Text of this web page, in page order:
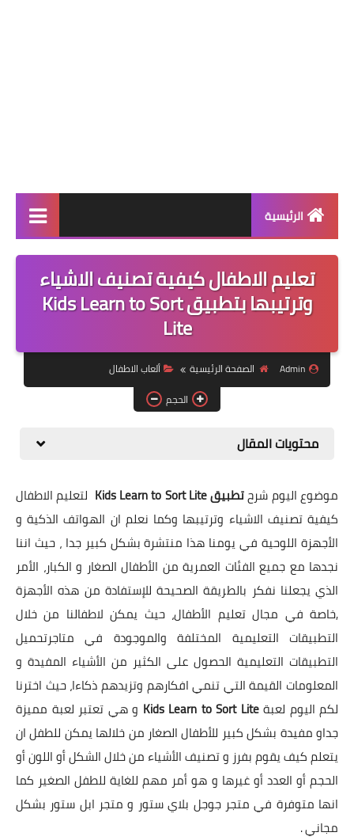
الرئيسية
قسم البرامج
العاب
تطبيقات
البلوجر
اخبار
تعليم الاطفال كيفية تصنيف الاشياء
وترتيبها بتطبيق Kids Learn to Sort
Lite
Admin الصفحة الرئيسية
ألعاب الاطفال
الحجم
محتويات المقال
موضوع اليوم شرحتطبيق Kids Learn to Sort Lite
لتعليم الاطفال
كيفية تصنيف الاشياء وترتيبها وكما نعلم ان الهواتف الذكية و
الأجهزة اللوحية في يومنا هذا منتشرة بشكل كبير جدا ، حيث اننا
نجدها مع جميع الفئات العمرية من الأطفال الصغار و الكبار، الأمر
الذي يجعلنا نفكر بالطريقة الصحيحة للإستفادة من هذه الأجهزة
,خاصة في مجال تعليم الأطفال، حيث يمكن لاطفالنا من خلال
التطبيقات التعليمية المختلفة والموجودة في متاجرتحميل
التطبيقات التعليمية الحصول على الكثير من الأشياء المفيدة و
المعلومات القيمة التي تنمي افكارهم وتزيدهم ذكاءا، حيث اخترنا
لكم اليوم لعبةKids Learn to Sort Lite و هي تعتبر لعبة مميزة
جداو مفيدة بشكل كبير للأطفال الصغار من خلالها يمكن للطفل ان
يتعلم كيف يقوم بفرز و تصنيف الأشياء من خلال الشكل أو اللون أو
الحجم أو العدد أو غيرها و هو أمر مهم للغاية للطفل الصغير كما
انها متوفرة في متجر جوجل بلاي ستور و متجر ابل ستور بشكل
مجاني .